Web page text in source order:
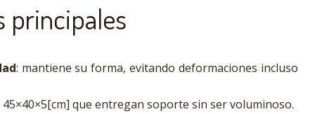
principales
: mantiene su forma, evitando deformaciones incluso
45×40×5[cm] que entregan soporte sin ser voluminoso.